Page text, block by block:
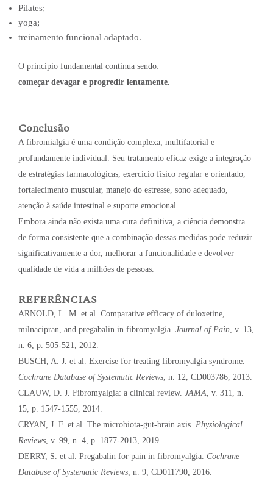
Pilates;
yoga;
treinamento funcional adaptado.
O princípio fundamental continua sendo:
começar devagar e progredir lentamente.
Conclusão
A fibromialgia é uma condição complexa, multifatorial e
profundamente individual. Seu tratamento eficaz exige a integração
de estratégias farmacológicas, exercício físico regular e orientado,
fortalecimento muscular, manejo do estresse, sono adequado,
atenção à saúde intestinal e suporte emocional.
Embora ainda não exista uma cura definitiva, a ciência demonstra
de forma consistente que a combinação dessas medidas pode reduzir
significativamente a dor, melhorar a funcionalidade e devolver
qualidade de vida a milhões de pessoas.
REFERÊNCIAS
ARNOLD, L. M. et al. Comparative efficacy of duloxetine,
milnacipran, and pregabalin in fibromyalgia. Journal of Pain , v. 13,
n. 6, p. 505-521, 2012.
BUSCH, A. J. et al. Exercise for treating fibromyalgia syndrome.
Cochrane Database of Systematic Reviews , n. 12, CD003786, 2013.
CLAUW, D. J. Fibromyalgia: a clinical review. JAMA , v. 311, n.
15, p. 1547-1555, 2014.
CRYAN, J. F. et al. The microbiota-gut-brain axis. Physiological
Reviews , v. 99, n. 4, p. 1877-2013, 2019.
DERRY, S. et al. Pregabalin for pain in fibromyalgia. Cochrane
Database of Systematic Reviews , n. 9, CD011790, 2016.